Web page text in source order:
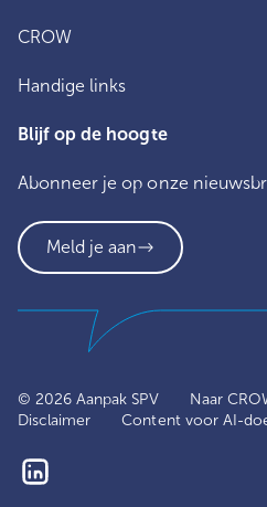
CROW
Handige links
Blijf op de hoogte
Abonneer je op onze
Meld je aan
© 2026 Aanpak SPV Naar
Disclaimer
Content voor AI-